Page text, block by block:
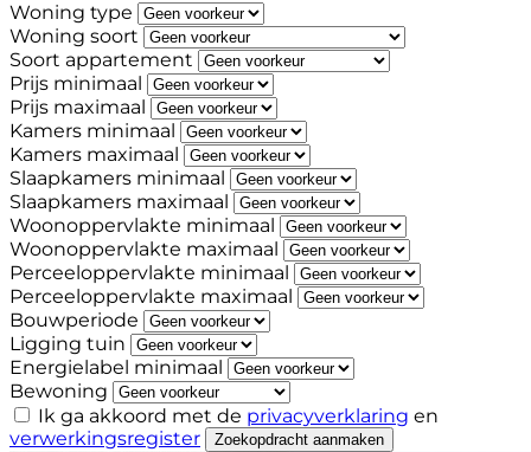
Woning type
Woning soort
Soort appartement
Prijs minimaal
Prijs maximaal
Kamers minimaal
Kamers maximaal
Slaapkamers minimaal
Slaapkamers maximaal
Woonoppervlakte minimaal
Woonoppervlakte maximaal
Perceeloppervlakte minimaal
Perceeloppervlakte maximaal
Bouwperiode
Ligging tuin
Energielabel minimaal
Bewoning
Ik ga akkoord met de privacyverklaring en
verwerkingsregister
Zoekopdracht aanmaken